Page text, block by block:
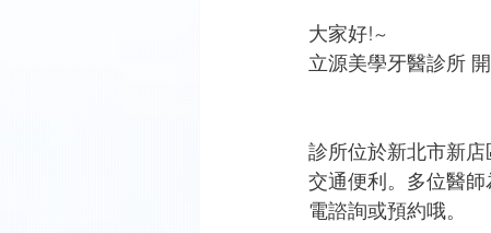
大家好!~
立源美學牙醫診所
診所位於新北市新店
交通便利。多位醫
電諮詢或預約哦。